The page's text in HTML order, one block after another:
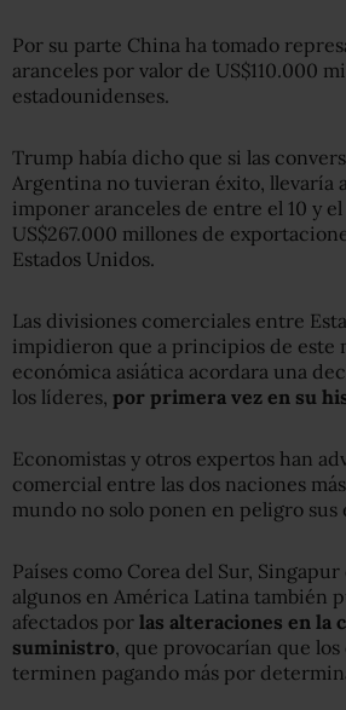
Por su parte China ha tomado
aranceles por valor de US$110.000
estadounidenses.
Trump había dicho que si las
Argentina no tuvieran éxito, llevaría
imponer aranceles de entre el 10 y
US$267.000 millones de
Estados Unidos.
Las divisiones comerciales entre
impidieron que a principios de este
económica asiática acordara una
los líderes, por primera vez en su
Economistas y otros expertos han
comercial entre las dos naciones
mundo no solo ponen en peligro sus
Países como Corea del Sur,
algunos en América Latina también
afectados por las alteraciones en la
suministro , que provocarían que
terminen pagando más por